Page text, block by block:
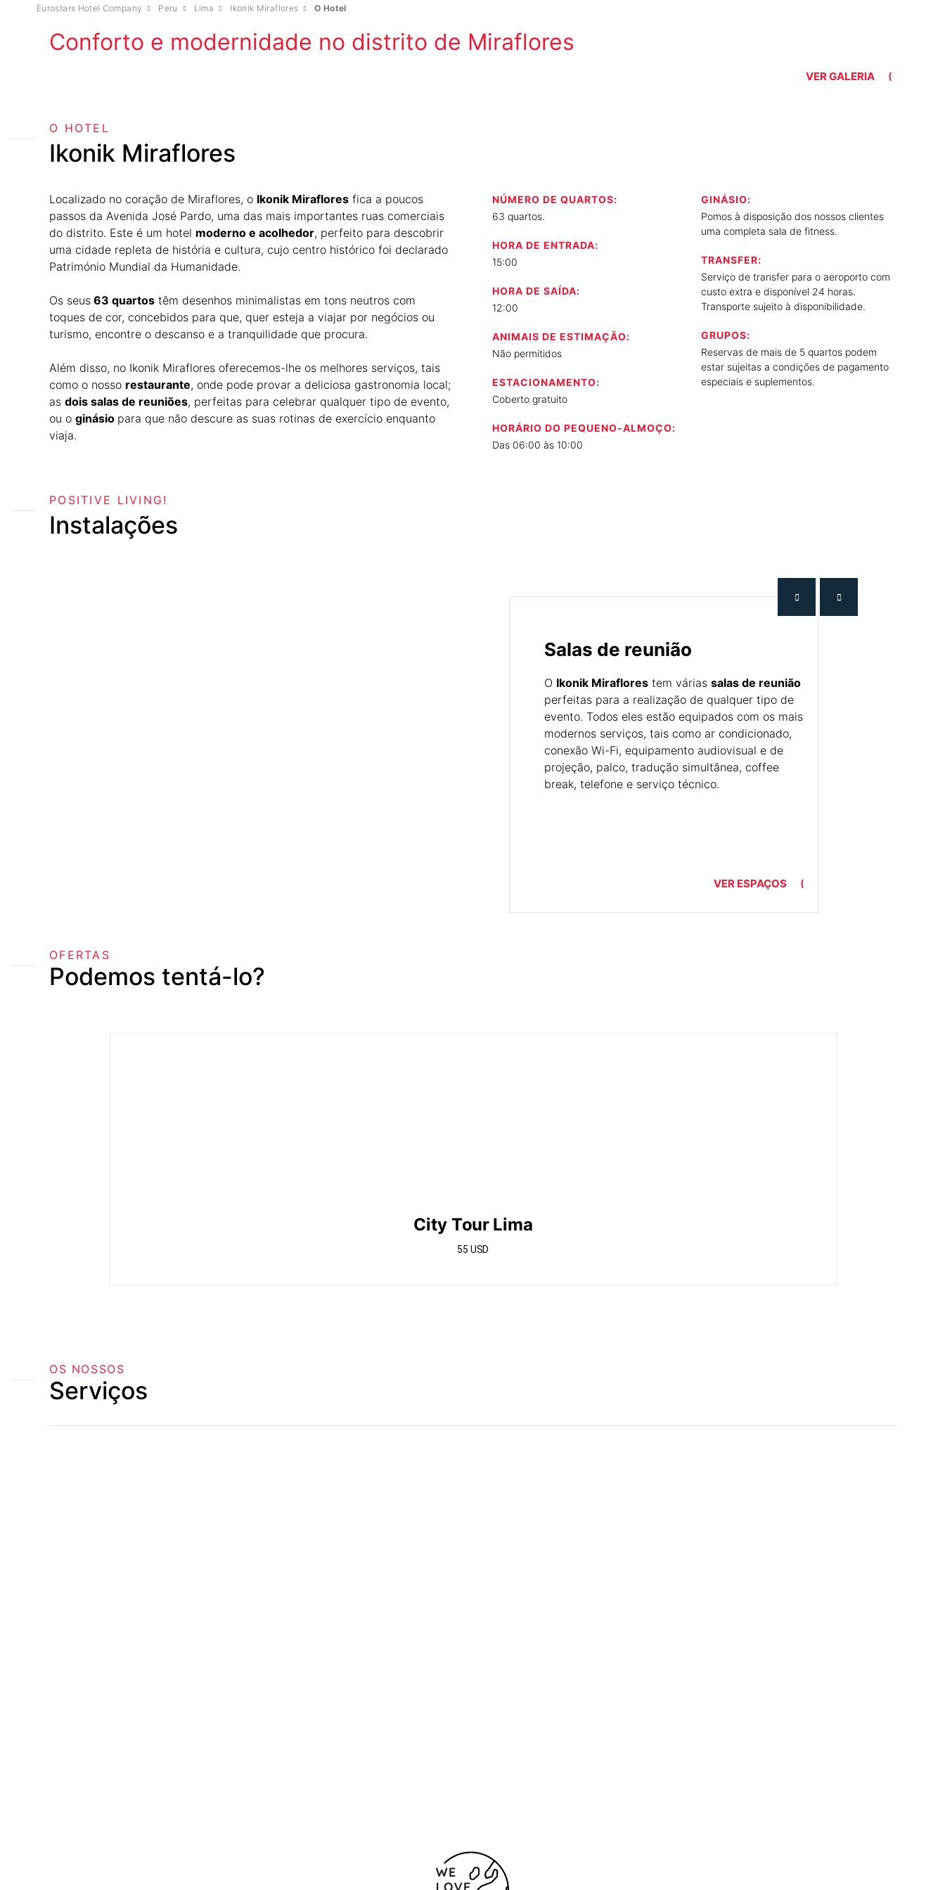
Eurostars Hotel Company Peru Lima Ikonik Miraflores O Hotel
Conforto e modernidade no distrito de Miraflores
VER GALERIA
O HOTEL
Ikonik Miraflores
Localizado no coração de Miraflores, o Ikonik Miraflores fica a poucos
passos da Avenida José Pardo, uma das mais importantes ruas comerciais
do distrito. Este é um hotel moderno e acolhedor, perfeito para descobrir
uma cidade repleta de história e cultura, cujo centro histórico foi declarado
Património Mundial da Humanidade.
Os seus 63 quartos têm desenhos minimalistas em tons neutros com
toques de cor, concebidos para que, quer esteja a viajar por negócios ou
turismo, encontre o descanso e a tranquilidade que procura.
Além disso, no Ikonik Miraflores oferecemos-lhe os melhores serviços, tais
como o nosso restaurante, onde pode provar a deliciosa gastronomia local;
as dois salas de reuniões, perfeitas para celebrar qualquer tipo de evento,
ou o ginásio para que não descure as suas rotinas de exercício enquanto
viaja.
NÚMERO DE QUARTOS:
63 quartos.
HORA DE ENTRADA:
15:00
HORA DE SAÍDA:
12:00
ANIMAIS DE ESTIMAÇÃO:
Não permitidos
ESTACIONAMENTO:
Coberto gratuito
HORÁRIO DO PEQUENO-ALMOÇO:
Das 06:00 às 10:00
GINÁSIO:
Pomos à disposição dos nossos clientes
uma completa sala de fitness.
TRANSFER:
Serviço de transfer para o aeroporto com
custo extra e disponível 24 horas.
Transporte sujeito à disponibilidade.
GRUPOS:
Reservas de mais de 5 quartos podem
estar sujeitas a condições de pagamento
especiais e suplementos.
POSITIVE LIVING!
Instalações
Salas de reunião
O Ikonik Miraflores tem várias salas de reunião
perfeitas para a realização de qualquer tipo de
evento. Todos eles estão equipados com os mais
modernos serviços, tais como ar condicionado,
conexão Wi-Fi, equipamento audiovisual e de
projeção, palco, tradução simultânea, coffee
break, telefone e serviço técnico.
VER ESPAÇOS
OFERTAS
Podemos tentá-lo?
City Tour Lima
55 USD
OS NOSSOS
Serviços